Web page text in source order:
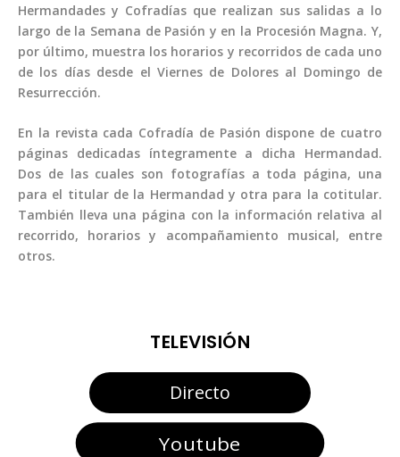
Hermandades y Cofradías que realizan sus salidas a lo
largo de la Semana de Pasión y en la Procesión Magna. Y,
por último, muestra los horarios y recorridos de cada uno
de los días desde el Viernes de Dolores al Domingo de
Resurrección.
En la revista cada Cofradía de Pasión dispone de cuatro
páginas dedicadas íntegramente a dicha Hermandad.
Dos de las cuales son fotografías a toda página, una
para el titular de la Hermandad y otra para la cotitular.
También lleva una página con la información relativa al
recorrido, horarios y acompañamiento musical, entre
otros.
TELEVISIÓN
Directo
Youtube